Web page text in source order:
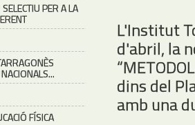
PER A LA
FÍSICA
L'Institut
d'abril, la
dins del
amb una